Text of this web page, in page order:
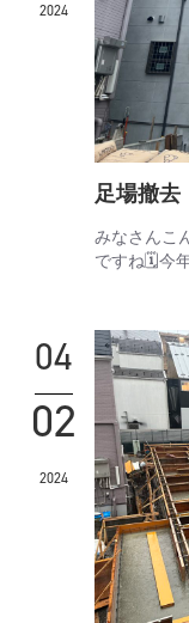
2024
足場撤去
みなさんこ
ですね🗓️今
04
02
2024